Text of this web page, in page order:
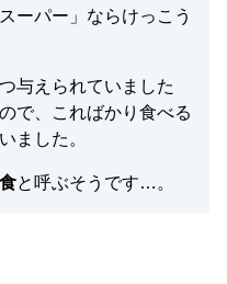
ーパー」ならけっこう
与えられていました
で、こればかり食べる
ました。
と呼ぶそうです…。